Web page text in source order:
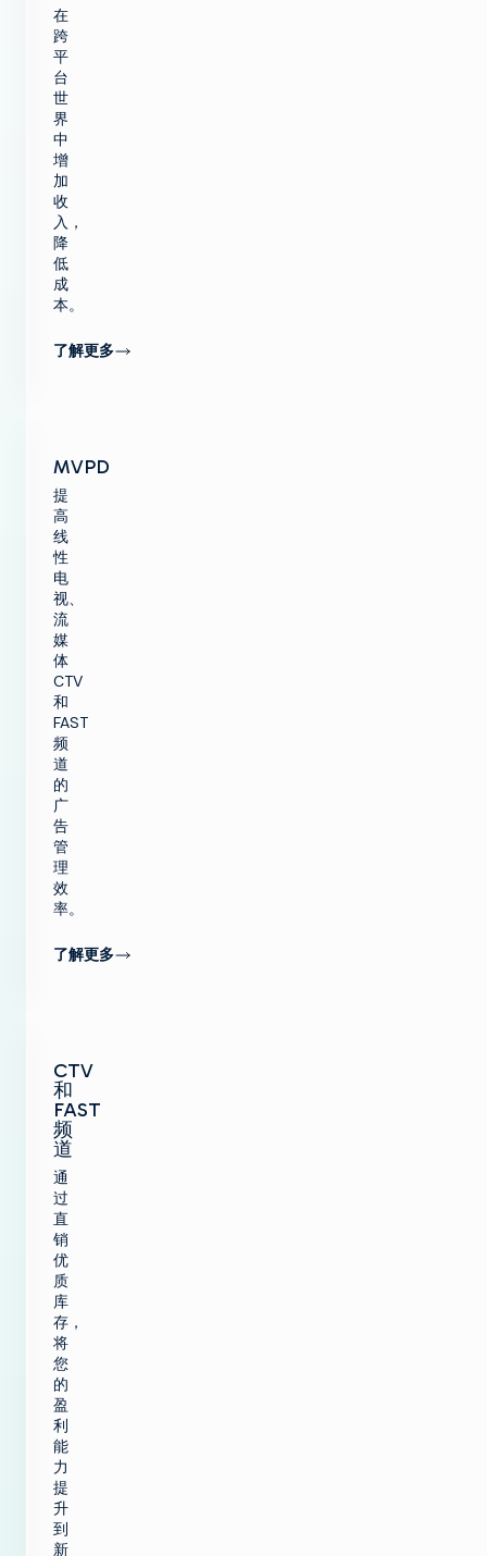
在
跨
平
台
世
界
中
增
加
收
入，
降
低
成
本。
了解更多
MVPD
提
高
线
性
电
视、
流
媒
体
CTV
和
FAST
频
道
的
广
告
管
理
效
率。
了解更多
CTV
和
FAST
频
道
通
过
直
销
优
质
库
存，
将
您
的
盈
利
能
力
提
升
到
新